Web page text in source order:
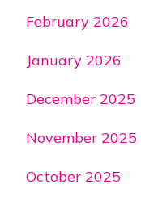
February 2026
January 2026
December 2025
November 2025
October 2025